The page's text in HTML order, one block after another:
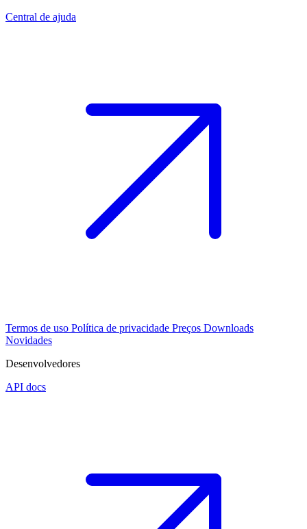
Central de ajuda
Termos de uso Política de privacidade Preços Downloads
Novidades
Desenvolvedores
API docs